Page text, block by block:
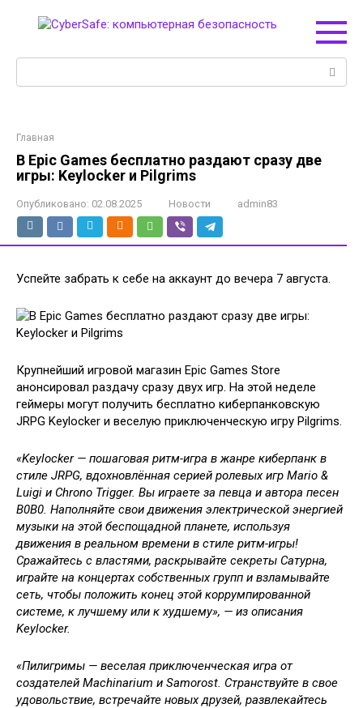
Главная
В Epic Games бесплатно раздают сразу две
игры: Keylocker и Pilgrims
Опубликовано: 02.08.2025 Новости admin83
Успейте забрать к себе на аккаунт до вечера 7 августа.
Крупнейший игровой магазин Epic Games Store
анонсировал раздачу сразу двух игр. На этой неделе
геймеры могут получить бесплатно киберпанковскую
JRPG Keylocker и веселую приключенческую игру Pilgrims.
«Keylocker — пошаговая ритм-игра в жанре киберпанк в
стиле JRPG, вдохновлённая серией ролевых игр Mario &
Luigi и Chrono Trigger. Вы играете за певца и автора песен
B0B0. Наполняйте свои движения электрической энергией
музыки на этой беспощадной планете, используя
движения в реальном времени в стиле ритм-игры!
Сражайтесь с властями, раскрывайте секреты Сатурна,
играйте на концертах собственных групп и взламывайте
сеть, чтобы положить конец этой коррумпированной
системе, к лучшему или к худшему», — из описания
Keylocker.
«Пилигримы — веселая приключенческая игра от
создателей Machinarium и Samorost. Странствуйте в свое
удовольствие, встречайте новых друзей, развлекайтесь